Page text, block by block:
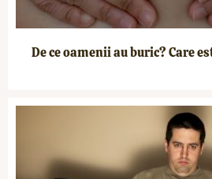
De ce oamenii au buric? Care